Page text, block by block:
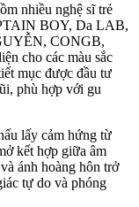
nhiều nghệ sĩ trẻ
BOY, Da LAB,
CONGB,
cho các màu sắc
mục được đầu tư
phù hợp với gu
lấy cảm hứng từ
kết hợp giữa âm
ánh hoàng hôn trở
tự do và phóng